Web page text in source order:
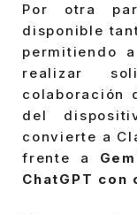
Por otra
disponible
permitiendo
realizar
colaboración
del
convierte a
frente a
ChatGPT